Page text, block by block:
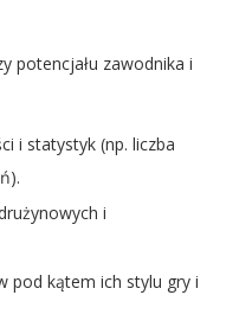
potencjału zawodnika i
i statystyk (np. liczba
i
pod kątem ich stylu gry i